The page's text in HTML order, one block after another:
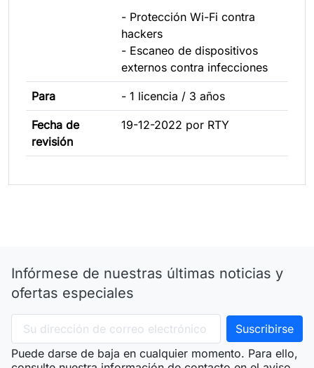
- Protección Wi-Fi contra
hackers
- Escaneo de dispositivos
externos contra infecciones
Para - 1 licencia / 3 años
Fecha de
revisión
19-12-2022 por RTY
Infórmese de nuestras últimas noticias y
ofertas especiales
Puede darse de baja en cualquier momento. Para ello,